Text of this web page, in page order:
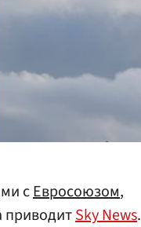
сЕвросоюзом,
приводитSky News.